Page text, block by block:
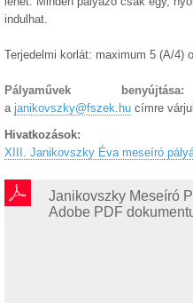
indulhat.
Terjedelmi korlát: maximum 5 (A/4)
Pályaművek
a janikovszky@fszek.hu címre
Hivatkozások:
XIII. Janikovszky Éva meseíró
Janikovszky Meseíró
Adobe PDF